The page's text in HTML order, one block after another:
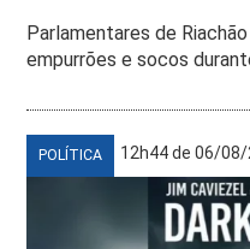
Parlamentares de
empurrões e socos
POLÍTICA 12h44 de 06/08/